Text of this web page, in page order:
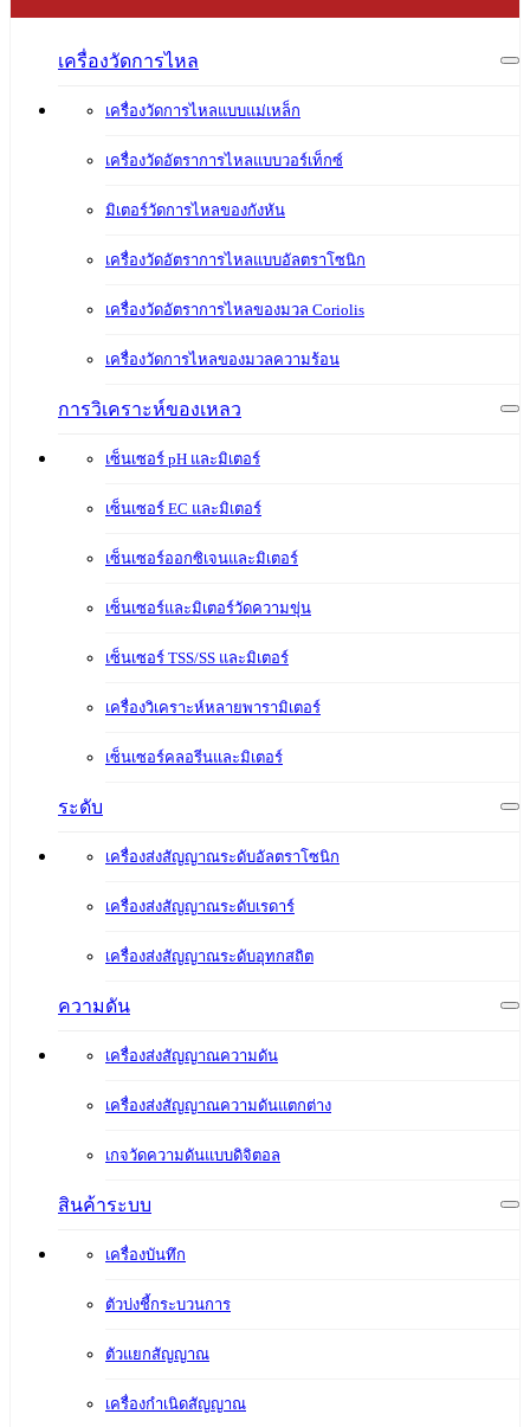
เครื่องวัดการไหล
เครื่องวัดการไหลแบบแม่เหล็ก
เครื่องวัดอัตราการไหลแบบวอร์เท็กซ์
มิเตอร์วัดการไหลของกังหัน
เครื่องวัดอัตราการไหลแบบอัลตราโซนิก
เครื่องวัดอัตราการไหลของมวล Coriolis
เครื่องวัดการไหลของมวลความร้อน
การวิเคราะห์ของเหลว
เซ็นเซอร์ pH และมิเตอร์
เซ็นเซอร์ EC และมิเตอร์
เซ็นเซอร์ออกซิเจนและมิเตอร์
เซ็นเซอร์และมิเตอร์วัดความขุ่น
เซ็นเซอร์ TSS/SS และมิเตอร์
เครื่องวิเคราะห์หลายพารามิเตอร์
เซ็นเซอร์คลอรีนและมิเตอร์
ระดับ
เครื่องส่งสัญญาณระดับอัลตราโซนิก
เครื่องส่งสัญญาณระดับเรดาร์
เครื่องส่งสัญญาณระดับอุทกสถิต
ความดัน
เครื่องส่งสัญญาณความดัน
เครื่องส่งสัญญาณความดันแตกต่าง
เกจวัดความดันแบบดิจิตอล
สินค้าระบบ
เครื่องบันทึก
ตัวบ่งชี้กระบวนการ
ตัวแยกสัญญาณ
เครื่องกำเนิดสัญญาณ